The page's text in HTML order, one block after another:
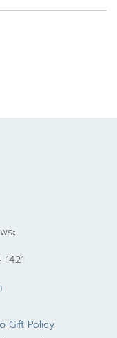
ระ
Gift Policy